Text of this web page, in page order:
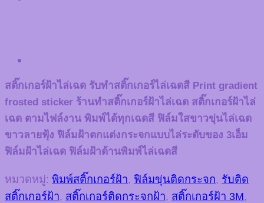
สติ๊กเกอร์ฝ้าไล่เฉด รับทำสติ๊กเกอร์ไล่เฉดสี Print gradient
frosted sticker ร้านทำสติ๊กเกอร์ฝ้าไล่เฉด สติ๊กเกอร์ฝ้าไล่
เฉด ตามไฟล์งาน พิมพ์ได้ทุกเฉดสี ฟิล์มใสขาวขุ่นไล่เฉด
ขาวลายฟุ้ง ฟิล์มฝ้าตกแต่งกระจกแบบไล่ระดับของ 3เอ็ม
ฟิล์มฝ้าไล่เฉด ฟิล์มฝ้าด้านพิมพ์ไล่เฉดสี
หมวดหมู่: พิมพ์สติ๊กเกอร์ฝ้า, ฟิล์มขุ่นติดกระจก, รับติด
สติ๊กเกอร์ฝ้า, สติ๊กเกอร์ติดกระจกฝ้า, สติ๊กเกอร์ฝ้า 3M,